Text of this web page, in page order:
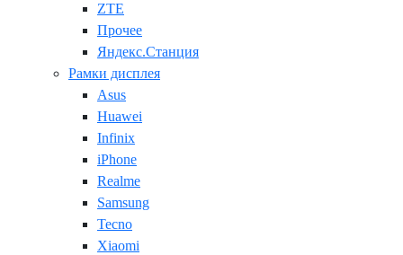
ZTE
Прочее
Яндекс.Станция
Рамки дисплея
Asus
Huawei
Infinix
iPhone
Realme
Samsung
Tecno
Xiaomi